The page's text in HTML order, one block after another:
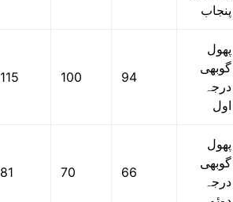
پنجاب
115 100 94
پھول
گوبھی
درجہ
اول
81 70 66
پھول
گوبھی
درجہ